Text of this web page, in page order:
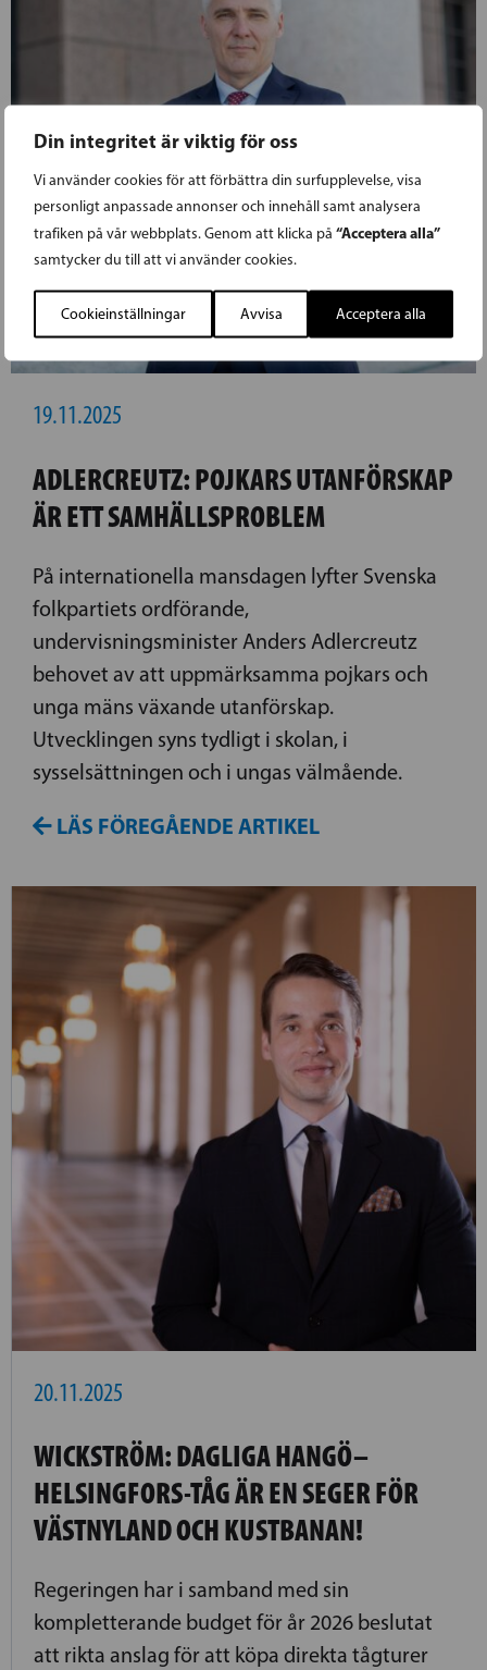
Din integritet är viktig för oss
Vi använder cookies för att förbättra din surfupplevelse, visa
personligt anpassade annonser och innehåll samt analysera
trafiken på vår webbplats. Genom att klicka på “Acceptera alla”
samtycker du till att vi använder cookies.
Cookieinställningar Avvisa Acceptera alla
19.11.2025
ADLERCREUTZ: POJKARS UTANFÖRSKAP
ÄR ETT SAMHÄLLSPROBLEM
På internationella mansdagen lyfter Svenska
folkpartiets ordförande,
undervisningsminister Anders Adlercreutz
behovet av att uppmärksamma pojkars och
unga mäns växande utanförskap.
Utvecklingen syns tydligt i skolan, i
sysselsättningen och i ungas välmående.
LÄS FÖREGÅENDE ARTIKEL
20.11.2025
WICKSTRÖM: DAGLIGA HANGÖ–
HELSINGFORS-TÅG ÄR EN SEGER FÖR
VÄSTNYLAND OCH KUSTBANAN!
Regeringen har i samband med sin
kompletterande budget för år 2026 beslutat
att rikta anslag för att köpa direkta tågturer